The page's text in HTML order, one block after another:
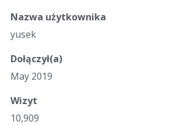
Nazwa użytkownika
yusek
Dołączył(a)
May 2019
Wizyt
10,909